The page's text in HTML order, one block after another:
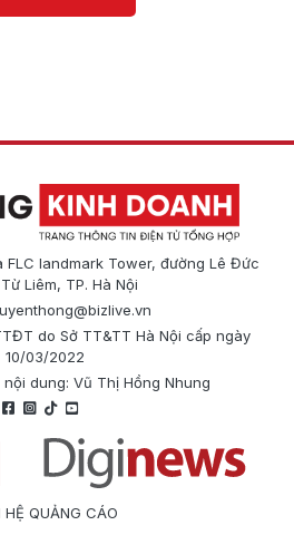
landmark Tower, đường Lê Đức
Liêm, TP. Hà Nội
do Sở TT&TT Hà Nội cấp ngày
10/03/2022
dung: Vũ Thị Hồng Nhung
HỆ QUẢNG CÁO